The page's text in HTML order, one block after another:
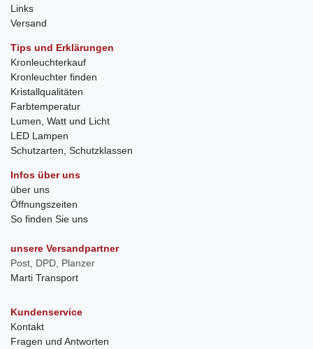
Links
Versand
Tips und Erklärungen
Kronleuchterkauf
Kronleuchter finden
Kristallqualitäten
Farbtemperatur
Lumen, Watt und Licht
LED Lampen
Schutzarten, Schutzklassen
Infos über uns
über uns
Öffnungszeiten
So finden Sie uns
unsere Versandpartner
Post, DPD, Planzer
Marti Transport
Kundenservice
Kontakt
Fragen und Antworten